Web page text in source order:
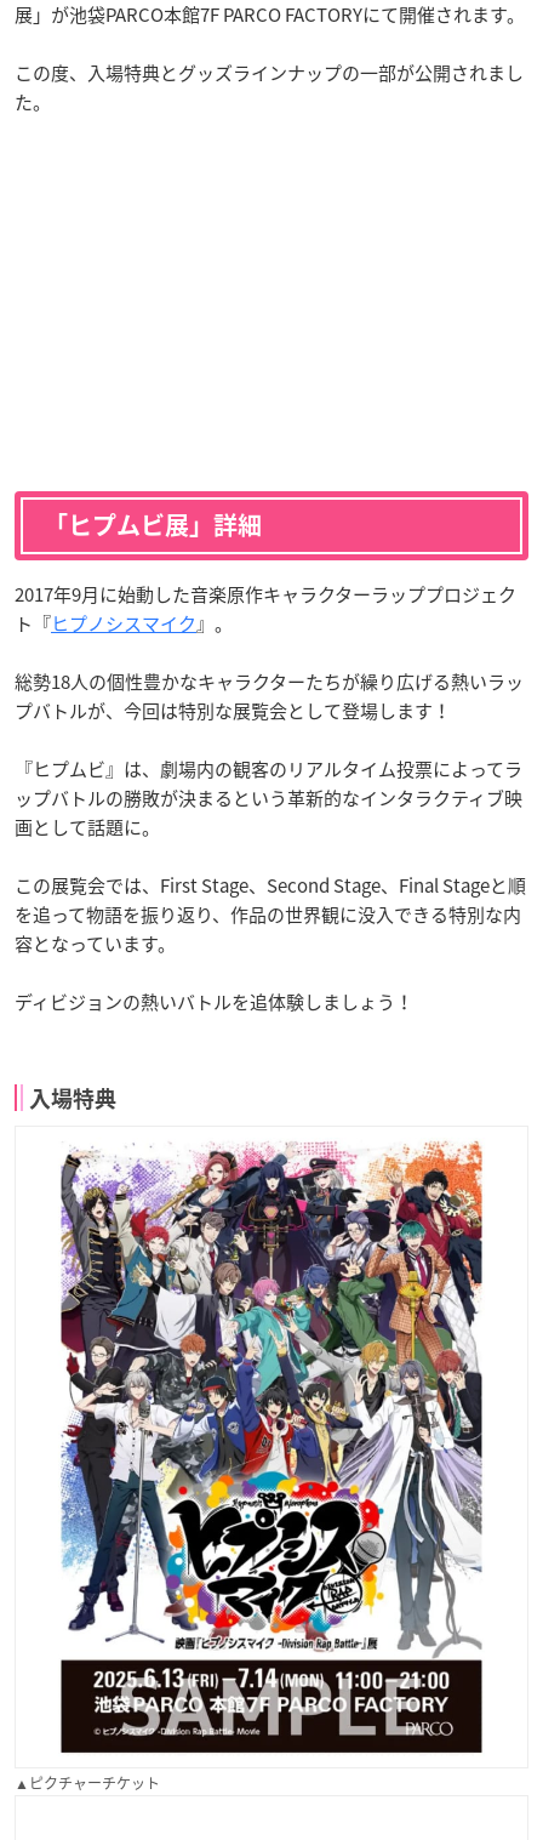
展」が池袋PARCO本館7F PARCO FACTORYにて開催されます。
この度、入場特典とグッズラインナップの一部が公開されまし
た。
「ヒプムビ展」詳細
2017年9月に始動した音楽原作キャラクターラッププロジェク
ト『ヒプノシスマイク』。
総勢18人の個性豊かなキャラクターたちが繰り広げる熱いラッ
プバトルが、今回は特別な展覧会として登場します！
『ヒプムビ』は、劇場内の観客のリアルタイム投票によってラ
ップバトルの勝敗が決まるという革新的なインタラクティブ映
画として話題に。
この展覧会では、First Stage、Second Stage、Final Stageと順
を追って物語を振り返り、作品の世界観に没入できる特別な内
容となっています。
ディビジョンの熱いバトルを追体験しましょう！
入場特典
▲ピクチャーチケット